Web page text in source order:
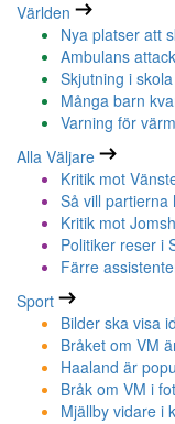
Världen
Nya platser att
Ambulans
Skjutning i
Många barn
Varning för
Alla Väljare
Kritik mot
Så vill partierna
Kritik mot
Politiker reser i
Färre
Sport
Bilder ska visa
Bråket om VM
Haaland är
Bråk om VM i
Mjällby vidare i